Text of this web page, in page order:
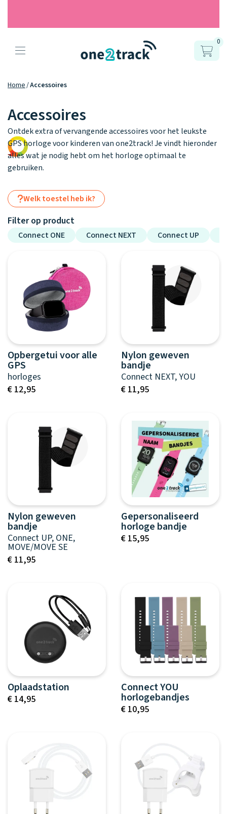
9.2
Producten
Onze gps
Connect
YOU
Connect
NEXT
Connect
UP
Horloges
vergelijken
Tweedekans
horloges
Ontdek alle
horloges
Opladers
accessoires
je bandje!
Kies je eigen
kleur, naam en
helemaal van
Hoe werkt
Ontdek hoe
het werkt
Zo werken het
kinderhorloge
en de
samen.
Positie en GPS
Datakosten
Waarom one2track App updates
Blogs
Over ons
Ons verhaal
Recensies
Werken bij
Stichting
0
Home Accessoires
Accessoires
Ontdek extra of vervangende accessoires voor het leukste
GPS horloge voor kinderen van one2track! Je vindt hieronder
alles wat je nodig hebt om het horloge optimaal te
gebruiken.
Welk toestel heb ik?
Filter op product
Connect ONE Connect NEXT Connect UP
Opbergetui voor alle
GPS
horloges
€ 12,95
Nylon geweven
bandje
Connect NEXT, YOU
€ 11,95
Nylon geweven
bandje
Connect UP, ONE,
MOVE/MOVE SE
€ 11,95
Gepersonaliseerd
horloge bandje
€ 15,95
Oplaadstation
€ 14,95
Connect YOU
horlogebandjes
€ 10,95